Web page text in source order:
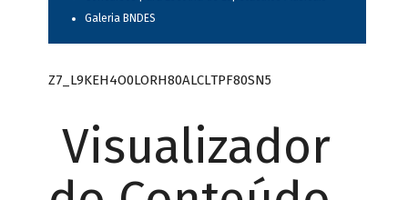
Galeria BNDES
Z7_L9KEH4O0LORH80ALCLTPF80SN5
Visualizador